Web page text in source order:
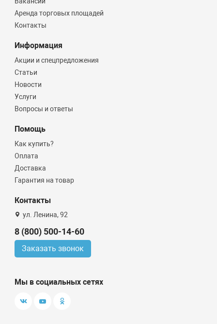
Аренда торговых площадей
Контакты
Информация
Акции и спецпредложения
Статьи
Новости
Услуги
Вопросы и ответы
Помощь
Как купить?
Оплата
Доставка
Гарантия на товар
Контакты
ул. Ленина, 92
8 (800) 500-14-60
Заказать звонок
Мы в социальных сетях